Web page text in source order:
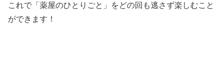
これで「薬屋のひとりごと」をどの回も逃さず楽しむこと
ができます！